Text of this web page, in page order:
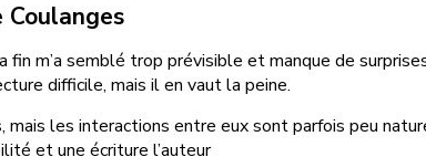
fin m’a semblé trop prévisible et manque de
difficile, mais il en vaut la peine.
les interactions entre eux sont parfois peu
et une écriture l’auteur